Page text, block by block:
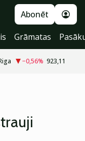
Abonēt
Grāmatas
−0,56% 923,11